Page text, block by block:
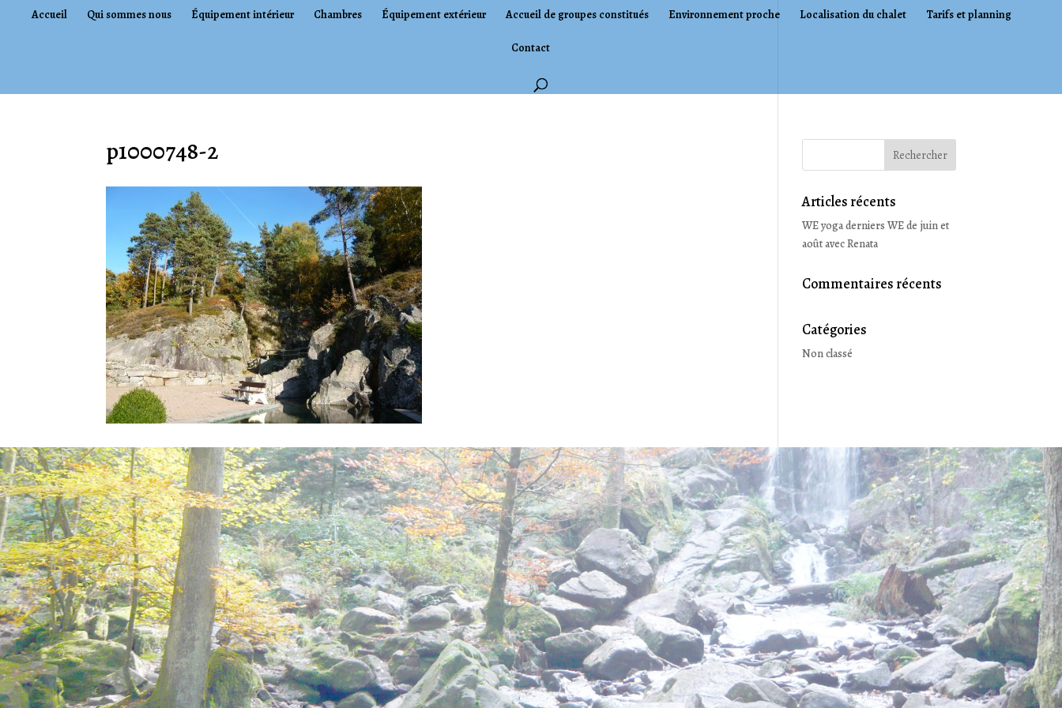
Accueil Qui sommes nous Équipement intérieur Chambres Équipement extérieur Accueil de groupes constitués Environnement proche Localisation du chalet Tarifs et planning
Contact
p1000748-2
Articles récents
WE yoga derniers WE de juin et
août avec Renata
Commentaires récents
Catégories
Non classé